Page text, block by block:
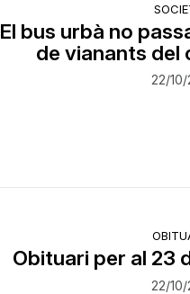
El bus urbà no
de vianants del
22/10/
Obituari per al 23
22/10/